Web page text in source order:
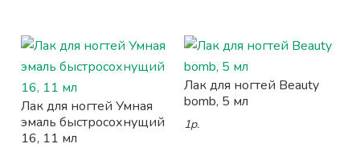
Лак для ногтей Умная
эмаль быстросохнущий
16, 11 мл
Лак для ногтей Beauty
bomb, 5 мл
1р.